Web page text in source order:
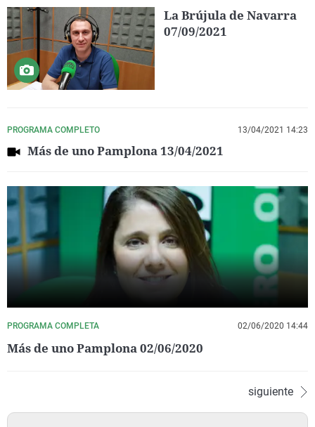
La Brújula de Navarra
07/09/2021
PROGRAMA COMPLETO 13/04/2021 14:23
Más de uno Pamplona 13/04/2021
PROGRAMA COMPLETA 02/06/2020 14:44
Más de uno Pamplona 02/06/2020
siguiente